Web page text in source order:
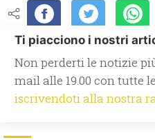
Ti piacciono i nostri
Non perderti le notizie
mail alle 19.00 con tutte
iscrivendoti alla nostra